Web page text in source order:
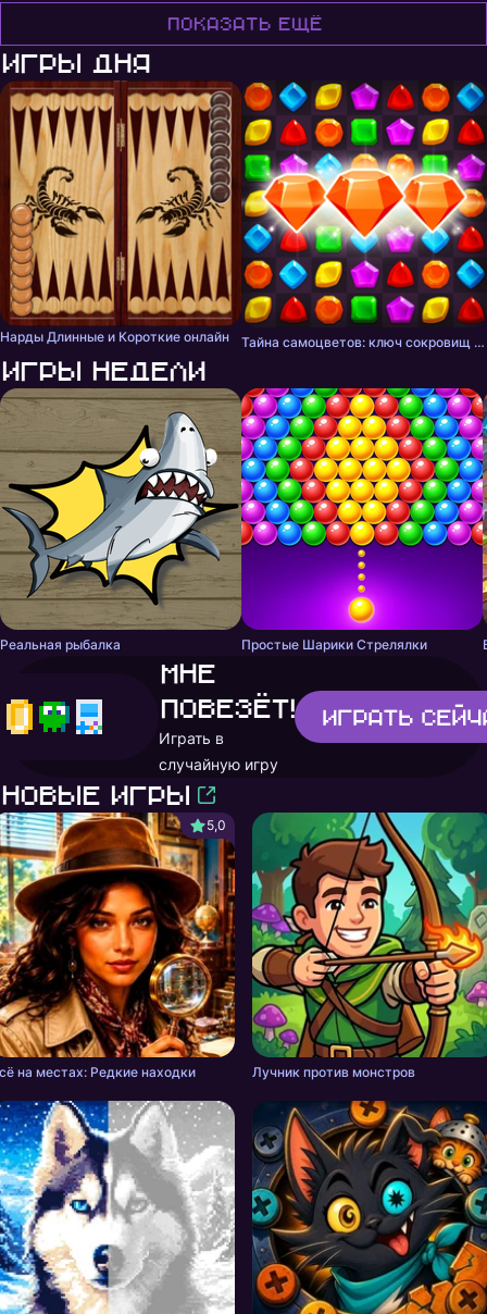
Показать ещё
Игры дня
Нарды Длинные и Короткие онлайн Тайна самоцветов: ключ сокровищ - три в ряд
Игры недели
Реальная рыбалка Простые Шарики Стрелялки
Мне
повезёт!
Играть в
случайную игру
Играть
Новые игры
5,0
на местах: Редкие находки Лучник против монстров